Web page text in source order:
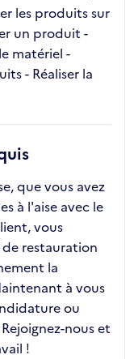
les produits sur
un produit -
matériel -
- Réaliser la
que vous avez
à l'aise avec le
vous
restauration
la
à vous
ou
nous et
!